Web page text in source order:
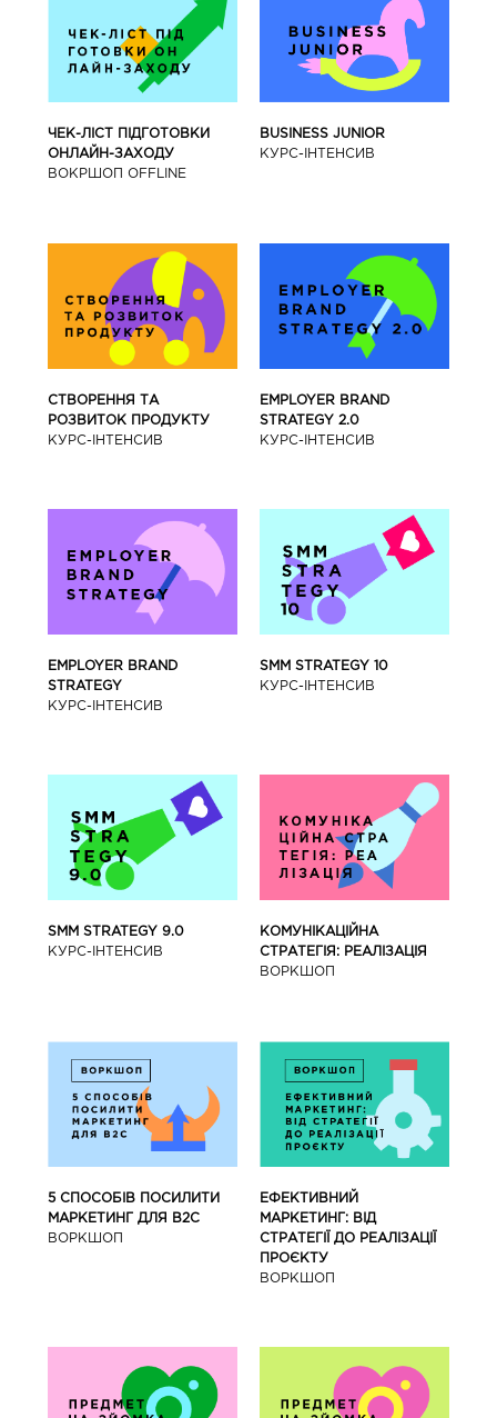
ЧЕК-ЛІСТ ПІДГОТОВКИ
ОНЛАЙН-ЗАХОДУ
ВОКРШОП OFFLINE
BUSINESS JUNIOR
КУРС-IНТЕНСИВ
СТВОРЕННЯ ТА
РОЗВИТОК ПРОДУКТУ
КУРС-IНТЕНСИВ
EMPLOYER BRAND
STRATEGY 2.0
КУРС-IНТЕНСИВ
EMPLOYER BRAND
STRATEGY
КУРС-IНТЕНСИВ
SMM STRATEGY 10
КУРС-IНТЕНСИВ
SMM STRATEGY 9.0
КУРС-IНТЕНСИВ
КОМУНІКАЦІЙНА
СТРАТЕГІЯ: РЕАЛІЗАЦІЯ
ВОРКШОП
5 СПОСОБІВ ПОСИЛИТИ
МАРКЕТИНГ ДЛЯ В2С
ВОРКШОП
ЕФЕКТИВНИЙ
МАРКЕТИНГ: ВІД
СТРАТЕГІЇ ДО РЕАЛІЗАЦІЇ
ПРОЄКТУ
ВОРКШОП